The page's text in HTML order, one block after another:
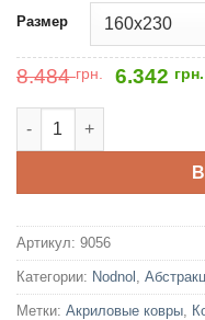
Размер
8.484грн.
грн..
6.342 грн.
Количество товара
Артикул: 9056
Категории: Nodnol
Метки: Акриловые ковры